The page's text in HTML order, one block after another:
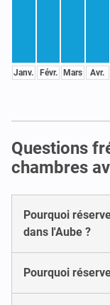
Janv. Févr. Mars Avr.
Questions
chambres
Pourquoi
dans l'Aube ?
Pourquoi